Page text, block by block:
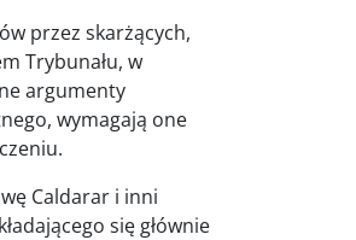
przez skarżących,
Trybunału, w
argumenty
wymagają one
Caldarar i inni
się głównie